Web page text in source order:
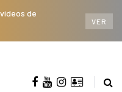
de
VER